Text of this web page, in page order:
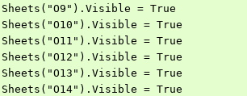
Sheets("O9").Visible = True
Sheets("O10").Visible = True
Sheets("O11").Visible = True
Sheets("O12").Visible = True
Sheets("O13").Visible = True
Sheets("O14").Visible = True